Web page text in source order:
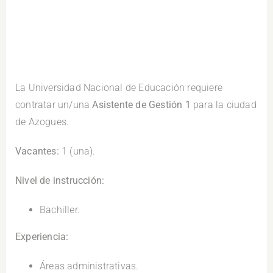
La Universidad Nacional de Educación requiere
contratar un/una Asistente de Gestión 1 para la ciudad
de Azogues.
Vacantes: 1 (una).
Nivel de instrucción:
Bachiller.
Experiencia:
Áreas administrativas.